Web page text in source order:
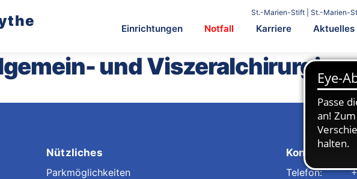
St.-Marien-Stift | St.-Marien-
Einrichtungen Notfall Karriere Aktuelles
und Viszeralchirurgie
Nützliches
Parkmöglichkeiten
Kontakt